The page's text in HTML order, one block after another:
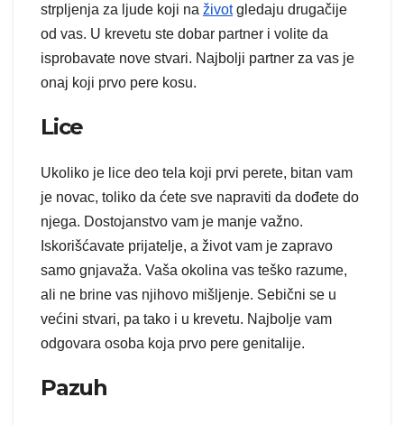
strpljenja za ljude koji na životgledaju drugačije
od vas. U krevetu ste dobar partner i volite da
isprobavate nove stvari. Najbolji partner za vas je
onaj koji prvo pere kosu.
Lice
Ukoliko je lice deo tela koji prvi perete, bitan vam
je novac, toliko da ćete sve napraviti da dođete do
njega. Dostojanstvo vam je manje važno.
Iskorišćavate prijatelje, a život vam je zapravo
samo gnjavaža. Vaša okolina vas teško razume,
ali ne brine vas njihovo mišljenje. Sebični se u
većini stvari, pa tako i u krevetu. Najbolje vam
odgovara osoba koja prvo pere genitalije.
Pazuh